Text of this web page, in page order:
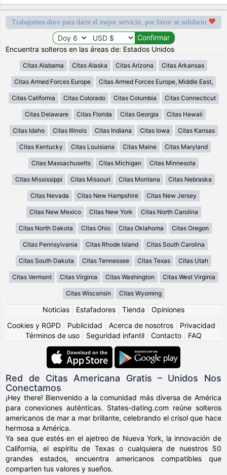
Trabajamos duro para darte el mejor servicio, por favor sé solidario
Encuentra solteros en las áreas de: Estados Unidos
Citas Alabama Citas Alaska Citas Arizona Citas Arkansas
Citas Armed Forces Europe Citas Armed Forces Europe, Middle East,
Citas California Citas Colorado Citas Columbia Citas Connecticut
Citas Delaware Citas Florida Citas Georgia Citas Hawaii
Citas Idaho Citas Illinois Citas Indiana Citas Iowa Citas Kansas
Citas Kentucky Citas Louisiana Citas Maine Citas Maryland
Citas Massachusetts Citas Michigan Citas Minnesota
Citas Mississippi Citas Missouri Citas Montana Citas Nebraska
Citas Nevada Citas New Hampshire Citas New Jersey
Citas New Mexico Citas New York Citas North Carolina
Citas North Dakota Citas Ohio Citas Oklahoma Citas Oregon
Citas Pennsylvania Citas Rhode Island Citas South Carolina
Citas South Dakota Citas Tennessee Citas Texas Citas Utah
Citas Vermont Citas Virginia Citas Washington Citas West Virginia
Citas Wisconsin Citas Wyoming
Noticias Estafadores Tienda
Opiniones
Cookies y RGPD
Publicidad Acerca de nosotros Privacidad
Términos de uso
Seguridad infantil Contacto FAQ
Red de Citas Americana Gratis – Unidos Nos
Conectamos
¡Hey there! Bienvenido a la comunidad más diversa de América
para conexiones auténticas. States-dating.com reúne solteros
americanos de mar a mar brillante, celebrando el crisol que hace
hermosa a América.
Ya sea que estés en el ajetreo de Nueva York, la innovación de
California, el espíritu de Texas o cualquiera de nuestros 50
grandes estados, encuentra americanos compatibles que
comparten tus valores y sueños.